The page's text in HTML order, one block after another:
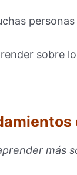
sobre
más